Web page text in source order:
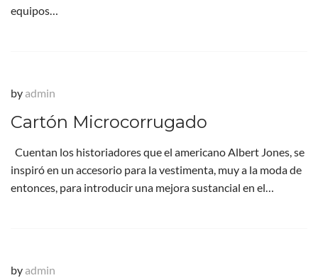
equipos…
by admin
Cartón Microcorrugado
Cuentan los historiadores que el americano Albert Jones, se
inspiró en un accesorio para la vestimenta, muy a la moda de
entonces, para introducir una mejora sustancial en el…
by admin